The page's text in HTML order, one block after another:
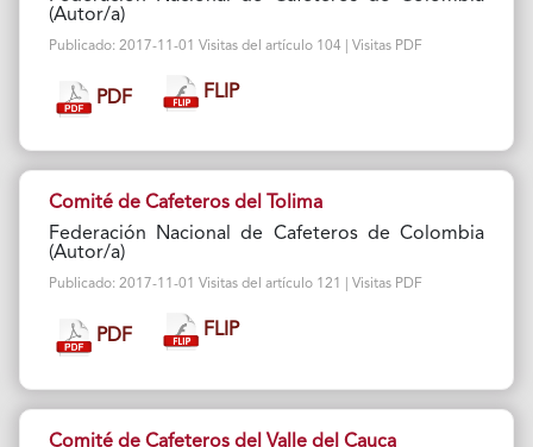
(Autor/a)
Publicado: 2017-11-01 Visitas del artículo 104 | Visitas PDF
PDF FLIP
Comité de Cafeteros del Tolima
Federación Nacional de Cafeteros de Colombia
(Autor/a)
Publicado: 2017-11-01 Visitas del artículo 121 | Visitas PDF
PDF FLIP
Comité de Cafeteros del Valle del Cauca